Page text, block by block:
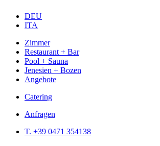
DEU
ITA
Zimmer
Restaurant + Bar
Pool + Sauna
Jenesien + Bozen
Angebote
Catering
Anfragen
T. +39 0471 354138